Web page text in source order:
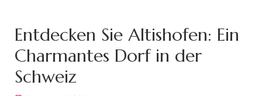
Entdecken Sie Altishofen: Ein
Charmantes Dorf in der
Schweiz